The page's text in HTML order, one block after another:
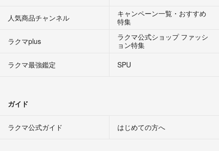
人気商品チャンネル
キャンペーン一覧・おすすめ
特集
ラクマplus
ラクマ公式ショップ ファッシ
ョン特集
ラクマ最強鑑定
SPU
ガイド
ラクマ公式ガイド はじめての方へ